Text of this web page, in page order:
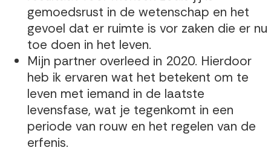
gemoedsrust in de wetenschap en het
gevoel dat er ruimte is vor zaken die er nu
toe doen in het leven.
Mijn partner overleed in 2020. Hierdoor
heb ik ervaren wat het betekent om te
leven met iemand in de laatste
levensfase, wat je tegenkomt in een
periode van rouw en het regelen van de
erfenis.